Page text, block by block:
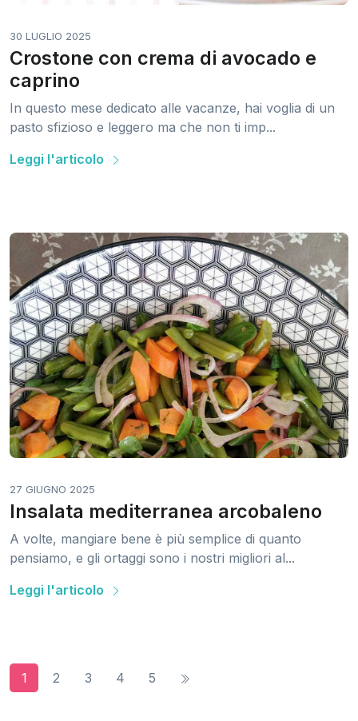
30 LUGLIO 2025
Crostone con crema di avocado e
caprino
In questo mese dedicato alle vacanze, hai voglia di un
pasto sfizioso e leggero ma che non ti imp...
Leggi l'articolo
27 GIUGNO 2025
Insalata mediterranea arcobaleno
A volte, mangiare bene è più semplice di quanto
pensiamo, e gli ortaggi sono i nostri migliori al...
Leggi l'articolo
1 2 3 4 5